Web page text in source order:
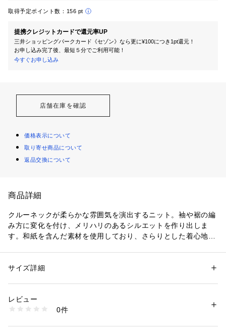
取得予定ポイント数： 156 pt
提携クレジットカードで還元率UP
三井ショッピングパークカード《セゾン》なら更に¥100につき1pt還元！
お申し込み完了後、最短５分でご利用可能！
今すぐお申し込み
店舗在庫を確認
価格表示について
取り寄せ商品について
返品交換について
商品詳細
クルーネックが柔らかな雰囲気を演出するニット。袖や裾の編
み方に変化を付け、メリハリのあるシルエットを作り出しま
す。和紙を含んだ素材を使用しており、さらりとした着心地も
性別：メンズ
素材：コットン42%　指定外繊維（紙）31%　レーヨン27%
商品番号：
01230271062 （ショップ）
サイズ詳細
レビュー
0件